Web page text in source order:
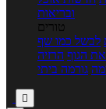
ובריאות
טורים
לבשל כמו שף
את הגוף הרזיה
גורמה ביתי
